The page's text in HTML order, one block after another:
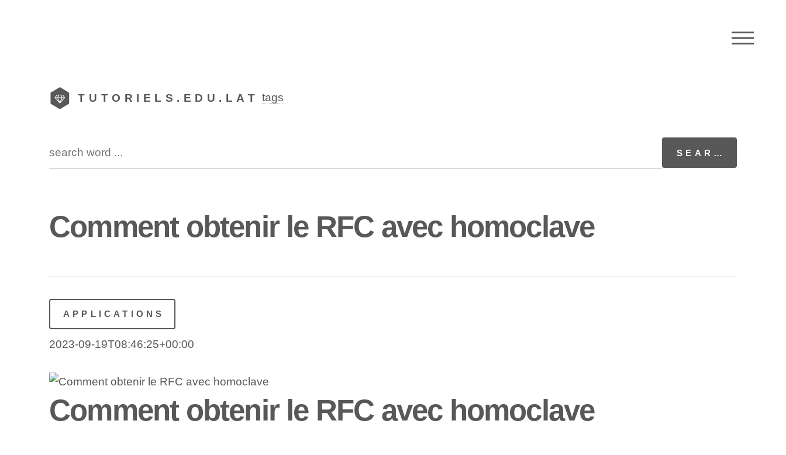
TUTORIELS.EDU.LAT tags
Comment obtenir le RFC avec homoclave
APPLICATIONS
2023-09-19T08:46:25+00:00
Comment obtenir le RFC avec homoclave